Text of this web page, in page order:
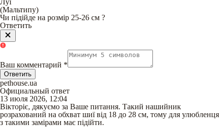
(Мальтипу)
Чи підійде на розмір 25-26 см ?
Ответить
Ваш комментарий *
Ответить
pethouse.ua
Официальный ответ
13 июля 2026, 12:04
Вікторіє, дякуємо за Ваше питання. Такий нашийник
розрахований на обхват шиї від 18 до 28 см, тому для улюбленця
з такими замірами має підійти.